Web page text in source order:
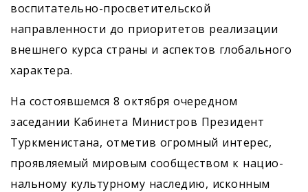
воспитательно-просветительской
направленности до приоритетов реализации
внешнего курса страны и аспектов глобального
характера.
На состоявшемся 8 октября очередном
заседании Кабинета Министров Президент
Туркменистана, отметив огромный интерес,
проявляемый мировым сообществом к нацио­
нальному культурному наследию, исконным